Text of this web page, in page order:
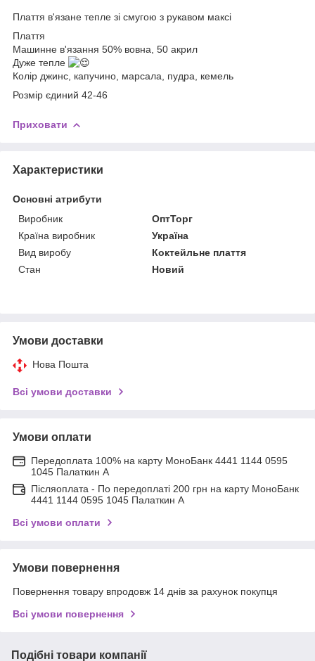
Плаття в'язане тепле зі смугою з рукавом максі
Плаття
Машинне в'язання 50% вовна, 50 акрил
Дуже тепле
Колір джинс, капучино, марсала, пудра, кемель
Розмір єдиний 42-46
Приховати
Характеристики
Основні атрибути
Виробник
ОптТорг
Країна виробник
Україна
Вид виробу
Коктейльне плаття
Стан
Новий
Умови доставки
Нова Пошта
Всі умови доставки
Умови оплати
Передоплата 100% на карту МоноБанк 4441 1144 0595
1045 Палаткин А
Післяоплата - По передоплаті 200 грн на карту МоноБанк
4441 1144 0595 1045 Палаткин А
Всі умови оплати
Умови повернення
Повернення товару впродовж 14 днів за рахунок покупця
Всі умови повернення
Подібні товари компанії